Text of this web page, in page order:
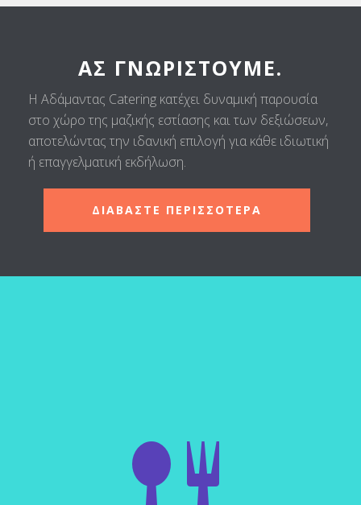
ΑΣ ΓΝΩΡΙΣΤΟΎΜΕ.
Η Αδάμαντας Catering κατέχει δυναμική παρουσία
στο χώρο της μαζικής εστίασης και των δεξιώσεων,
αποτελώντας την ιδανική επιλογή για κάθε ιδιωτική
ή επαγγελματική εκδήλωση.
ΔΙΑΒΑΣΤΕ ΠΕΡΙΣΣΟΤΕΡΑ